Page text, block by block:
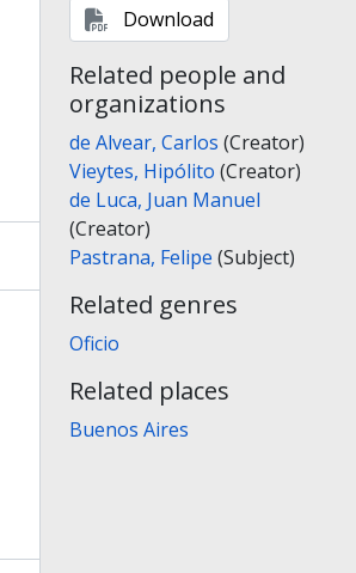
Download
Related people and
organizations
de Alvear, Carlos (Creator)
Vieytes, Hipólito (Creator)
de Luca, Juan Manuel
(Creator)
Pastrana, Felipe (Subject)
Related genres
Oficio
Related places
Buenos Aires